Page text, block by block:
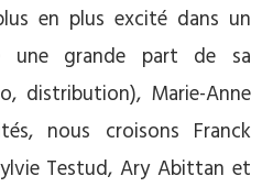
en plus excité dans un
une grande part de sa
distribution), Marie-Anne
nous croisons Franck
Testud, Ary Abittan et